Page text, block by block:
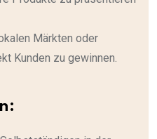
Märkten oder
Kunden zu gewinnen.